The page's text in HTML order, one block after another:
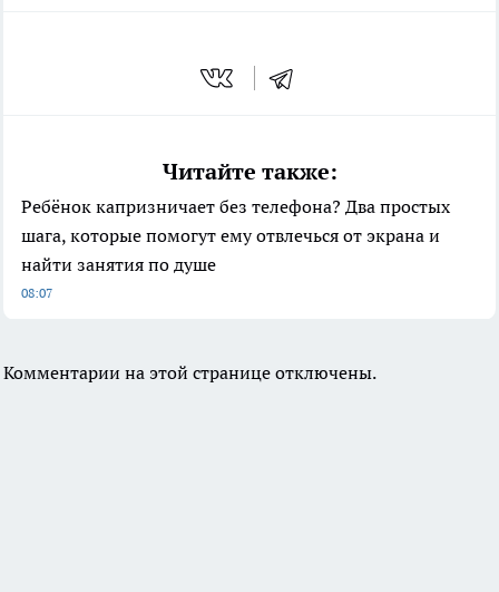
Читайте также:
Ребёнок капризничает без телефона? Два простых
шага, которые помогут ему отвлечься от экрана и
найти занятия по душе
08:07
Комментарии на этой странице отключены.